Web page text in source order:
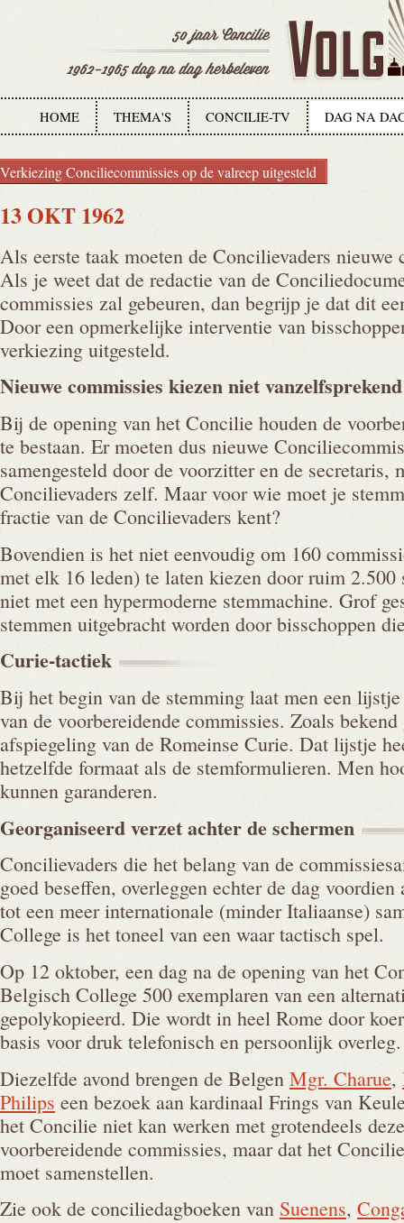
HOME THEMA'S CONCILIE-TV DAG NA
Verkiezing Conciliecommissies op de valreep uitgesteld
13 OKT 1962
Als eerste taak moeten de Concilievaders nieuwe
Als je weet dat de redactie van de
commissies zal gebeuren, dan begrijp je dat dit
Door een opmerkelijke interventie van
verkiezing uitgesteld.
Nieuwe commissies kiezen nietvanzelfsprekend
Bij de opening van het Concilie houden de
te bestaan. Er moeten dus nieuwe
samengesteld door de voorzitter en de secretaris,
Concilievaders zelf. Maar voor wie moet je
fractie van de Concilievaders kent?
Bovendien is het niet eenvoudig om 160
met elk 16 leden) te laten kiezen door ruim 2.500
niet met een hypermoderne stemmachine. Grof
stemmen uitgebracht worden door bisschoppen
Curie-tactiek
Bij het begin van de stemming laat men een
van de voorbereidende commissies. Zoals bekend
afspiegeling van de Romeinse Curie. Dat lijstje
hetzelfde formaat als de stemformulieren. Men
kunnen garanderen.
Georganiseerd verzet achter deschermen
Concilievaders die het belang van de
goed beseffen, overleggen echter de dag
tot een meer internationale (minder Italiaanse)
College is het toneel van een waar tactisch spel.
Op 12 oktober, een dag na de opening van het
Belgisch College 500 exemplaren van een
gepolykopieerd. Die wordt in heel Rome door
basis voor druk telefonisch en persoonlijk overleg.
Diezelfde avond brengen de Belgen Mgr. Charue,
Philips een bezoek aan kardinaal Frings van
het Concilie niet kan werken met grotendeels
voorbereidende commissies, maar dat het
moet samenstellen.
Zie ook de conciliedagboeken van Suenens,